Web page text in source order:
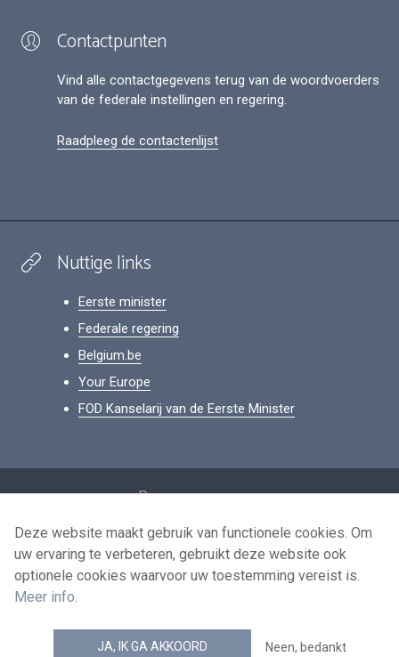
Contactpunten
Vind alle contactgegevens terug van de woordvoerders
van de federale instellingen en regering.
Raadpleeg de contactenlijst
Nuttige links
Eerste minister
Federale regering
Belgium.be
Your Europe
FOD Kanselarij van de Eerste Minister
Persoonsgegevens
Voorwaarden voor het hergebruik
Contacteer ons
news.belgium RSS feed
Deze website maakt gebruik van functionele cookies. Om
uw ervaring te verbeteren, gebruikt deze website ook
optionele cookies waarvoor uw toestemming vereist is.
Meer info.
JA, IK GA AKKOORD Neen, bedankt